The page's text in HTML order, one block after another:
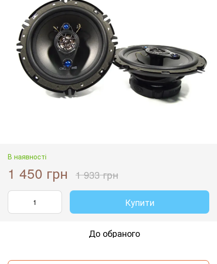
В наявності
1 450 грн 1 933 грн
Купити
До обраного